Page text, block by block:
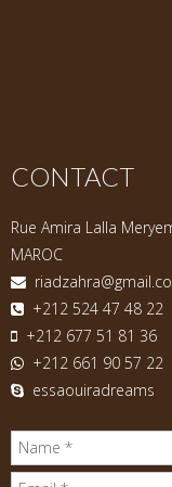
CONTACT
Rue Amira Lalla
MAROC
+212 524 47 48 22
+212 677 51 81 36
+212 661 90 57 22
essaouiradreams